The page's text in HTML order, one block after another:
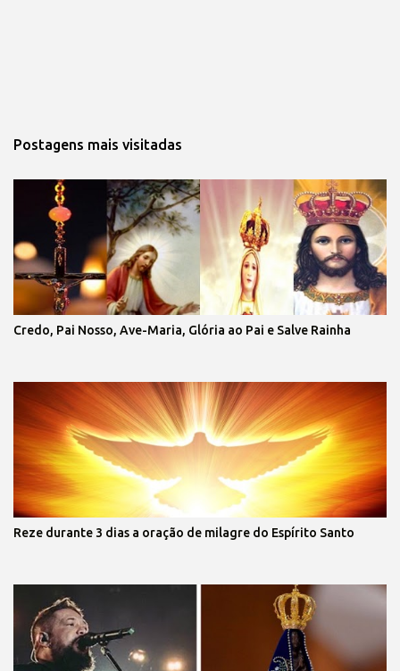
Postagens mais visitadas
Credo, Pai Nosso, Ave-Maria, Glória ao Pai e Salve Rainha
Reze durante 3 dias a oração de milagre do Espírito Santo